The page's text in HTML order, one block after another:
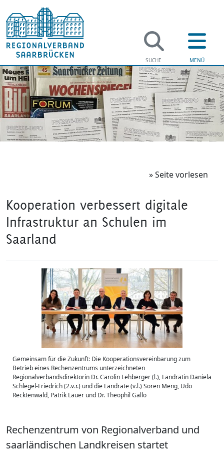
» Seite vorlesen
Kooperation verbessert digitale
Infrastruktur an Schulen im
Saarland
Rechenzentrum von Regionalverband und
saarländischen Landkreisen startet
Gemeinsam für die Zukunft: Die Kooperationsvereinbarung zum
Betrieb eines Rechenzentrums unterzeichneten
Regionalverbandsdirektorin Dr. Carolin Lehberger (l.), Landrätin Daniela
Schlegel-Friedrich (2.v.r.) und die Landräte (v.l.) Sören Meng, Udo
Recktenwald, Patrik Lauer und Dr. Theophil Gallo